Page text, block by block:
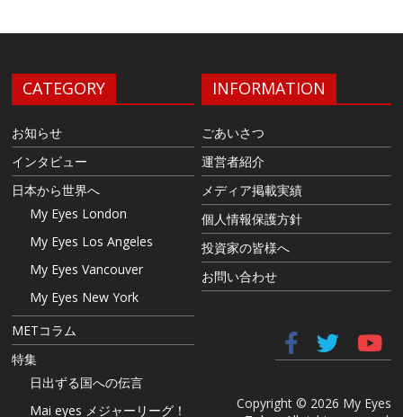
CATEGORY
お知らせ
インタビュー
日本から世界へ
My Eyes London
My Eyes Los Angeles
My Eyes Vancouver
My Eyes New York
METコラム
特集
日出ずる国への伝言
Mai eyes メジャーリーグ！
INFORMATION
ごあいさつ
運営者紹介
メディア掲載実績
個人情報保護方針
投資家の皆様へ
お問い合わせ
Copyright © 2026 My Eyes